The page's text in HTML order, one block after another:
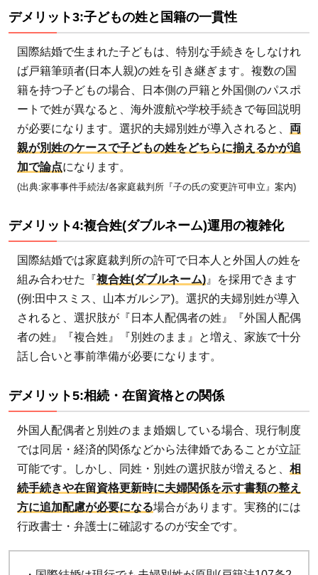
デメ
ト5:
相
続・
在留
資格
との
関係
リッ
トの
裏返
し
——
選択
的夫
姓の
ット
理
4.1
改姓
に伴
う事
デメリット3:子どもの姓と国籍の一貫性
国際結婚で生まれた子どもは、特別な手続きをしなけれ
ば戸籍筆頭者(日本人親)の姓を引き継ぎます。複数の国
籍を持つ子どもの場合、日本側の戸籍と外国側のパスポ
ートで姓が異なると、海外渡航や学校手続きで毎回説明
が必要になります。選択的夫婦別姓が導入されると、 両
親が別姓のケースで子どもの姓をどちらに揃えるかが追
加で論点になります。
(出典:家事事件手続法/各家庭裁判所『子の氏の変更許可申立』案内)
デメリット4:複合姓(ダブルネーム)運用の複雑化
国際結婚では家庭裁判所の許可で日本人と外国人の姓を
組み合わせた『複合姓(ダブルネーム) 』を採用できます
(例:田中スミス、山本ガルシア)。選択的夫婦別姓が導入
されると、選択肢が『日本人配偶者の姓』『外国人配偶
者の姓』『複合姓』『別姓のまま』と増え、家族で十分
話し合いと事前準備が必要になります。
デメリット5:相続・在留資格との関係
外国人配偶者と別姓のまま婚姻している場合、現行制度
では同居・経済的関係などから法律婚であることが立証
可能です。しかし、同姓・別姓の選択肢が増えると、 相
続手続きや在留資格更新時に夫婦関係を示す書類の整え
方に追加配慮が必要になる場合があります。実務的には
行政書士・弁護士に確認するのが安全です。